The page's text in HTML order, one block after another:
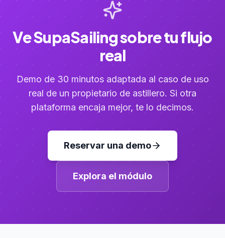
Ve SupaSailing sobre tu flujo
real
Demo de 30 minutos adaptada al caso de uso
real de un propietario de astillero. Si otra
plataforma encaja mejor, te lo decimos.
Reservar una demo
Explora el módulo